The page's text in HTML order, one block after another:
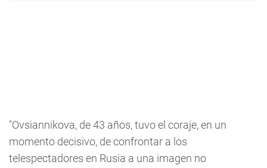
"Ovsiannikova, de 43 años, tuvo el coraje, en un
momento decisivo, de confrontar a los
telespectadores en Rusia a una imagen no